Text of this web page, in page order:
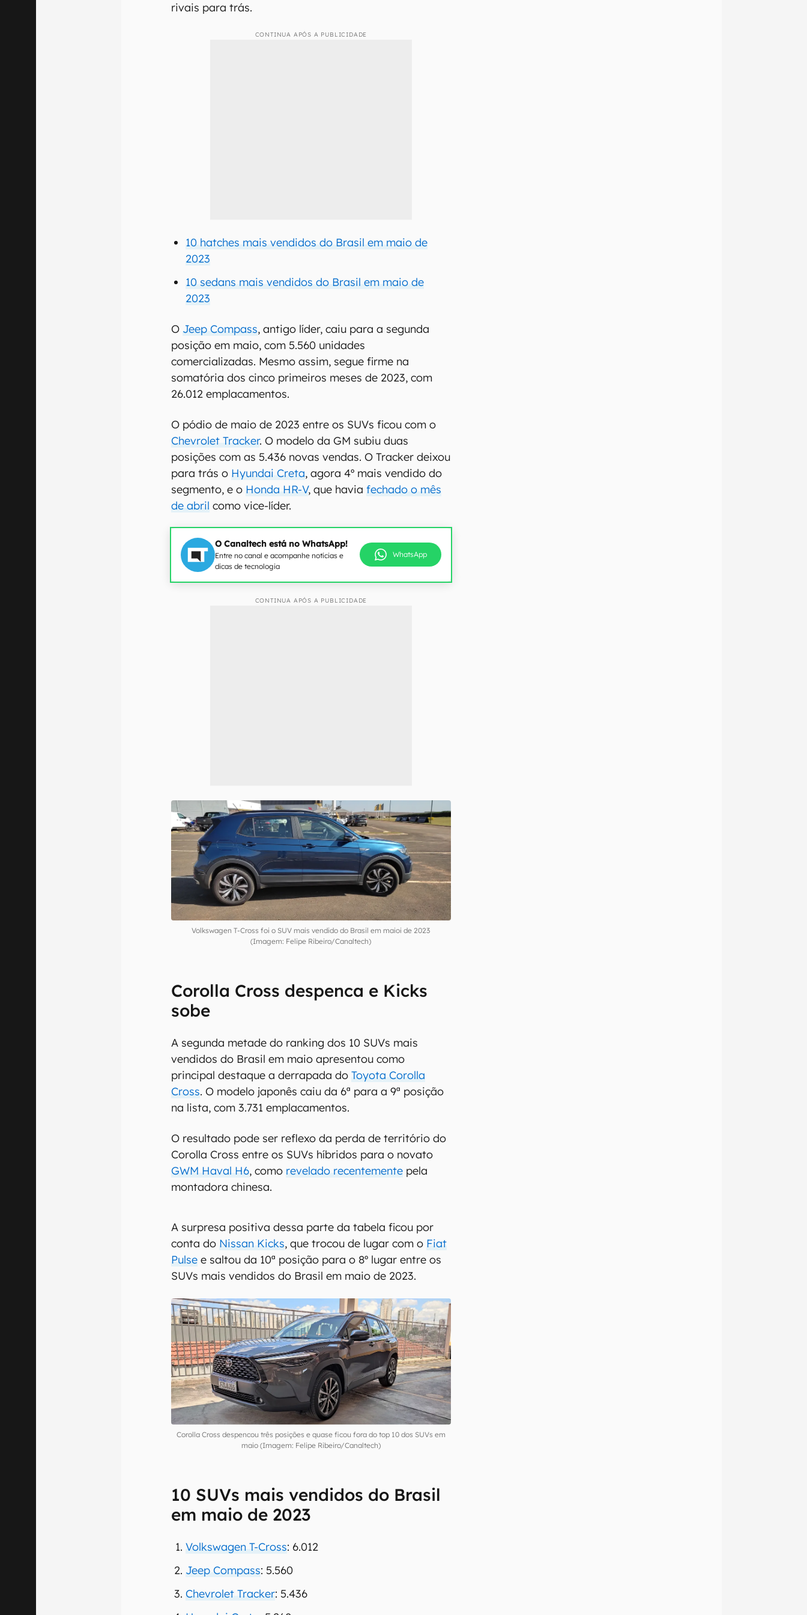
rivais para trás.
CONTINUA APÓS A PUBLICIDADE
10 hatches mais vendidos do Brasil em maio de
2023
10 sedans mais vendidos do Brasil em maio de
2023
O Jeep Compass, antigo líder, caiu para a segunda
posição em maio, com 5.560 unidades
comercializadas. Mesmo assim, segue firme na
somatória dos cinco primeiros meses de 2023, com
26.012 emplacamentos.
O pódio de maio de 2023 entre os SUVs ficou com o
Chevrolet Tracker. O modelo da GM subiu duas
posições com as 5.436 novas vendas. O Tracker deixou
para trás o Hyundai Creta, agora 4º mais vendido do
segmento, e o Honda HR-V, que haviafechado o mês
de abril como vice-líder.
O Canaltech está no WhatsApp!
Entre no canal e acompanhe notícias e
dicas de tecnologia
WhatsApp
CONTINUA APÓS A PUBLICIDADE
Volkswagen T-Cross foi o SUV mais vendido do Brasil em maioi de 2023
(Imagem: Felipe Ribeiro/Canaltech)
Corolla Cross despenca e Kicks
sobe
A segunda metade do ranking dos 10 SUVs mais
vendidos do Brasil em maio apresentou como
principal destaque a derrapada doToyota Corolla
Cross. O modelo japonês caiu da 6ª para a 9ª posição
na lista, com 3.731 emplacamentos.
O resultado pode ser reflexo da perda de território do
Corolla Cross entre os SUVs híbridos para o novato
GWM Haval H6, como revelado recentemente pela
montadora chinesa.
A surpresa positiva dessa parte da tabela ficou por
conta do Nissan Kicks, que trocou de lugar com o Fiat
Pulse e saltou da 10ª posição para o 8º lugar entre os
SUVs mais vendidos do Brasil em maio de 2023.
Corolla Cross despencou três posições e quase ficou fora do top 10 dos SUVs em
maio (Imagem: Felipe Ribeiro/Canaltech)
10 SUVs mais vendidos do Brasil
em maio de 2023
Volkswagen T-Cross: 6.012
Jeep Compass: 5.560
Chevrolet Tracker: 5.436